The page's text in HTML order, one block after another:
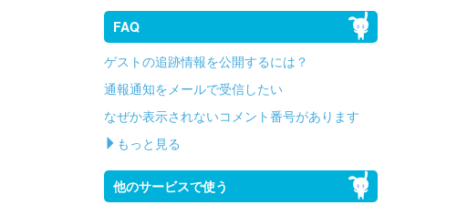
FAQ
ゲストの追跡情報を公開するには？
通報通知をメールで受信したい
なぜか表示されないコメント番号があります
もっと見る
他のサービスで使う